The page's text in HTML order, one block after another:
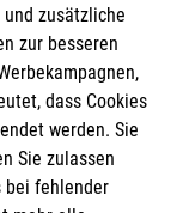
zusätzliche
zur besseren
dass Cookies
werden. Sie
Sie zulassen
bei fehlender